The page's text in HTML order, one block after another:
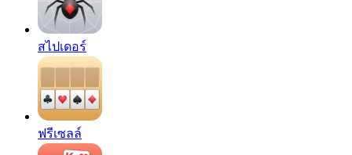
สไปเดอร์
ฟรีเซลล์